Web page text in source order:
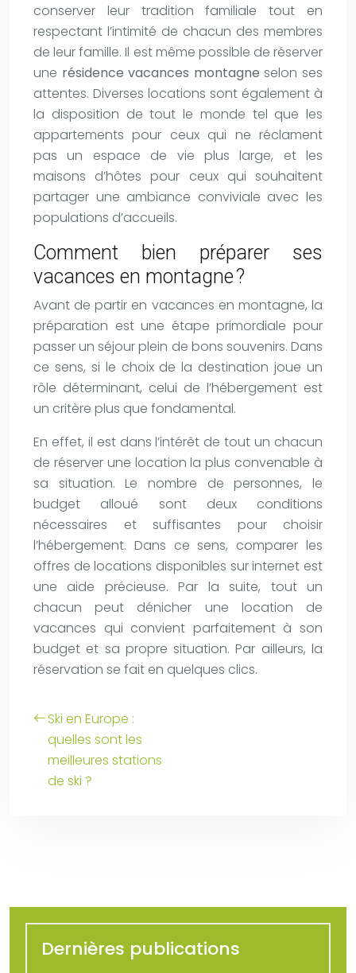
conserver leur tradition familiale tout en
respectant l’intimité de chacun des membres
de leur famille. Il est même possible de réserver
une résidence vacances montagne selon ses
attentes. Diverses locations sont également à
la disposition de tout le monde tel que les
appartements pour ceux qui ne réclament
pas un espace de vie plus large, et les
maisons d’hôtes pour ceux qui souhaitent
partager une ambiance conviviale avec les
populations d’accueils.
Comment bien préparer ses
vacances en montagne ?
Avant de partir en vacances en montagne, la
préparation est une étape primordiale pour
passer un séjour plein de bons souvenirs. Dans
ce sens, si le choix de la destination joue un
rôle déterminant, celui de l’hébergement est
un critère plus que fondamental.
En effet, il est dans l’intérêt de tout un chacun
de réserver une location la plus convenable à
sa situation. Le nombre de personnes, le
budget alloué sont deux conditions
nécessaires et suffisantes pour choisir
l’hébergement. Dans ce sens, comparer les
offres de locations disponibles sur internet est
une aide précieuse. Par la suite, tout un
chacun peut dénicher une location de
vacances qui convient parfaitement à son
budget et sa propre situation. Par ailleurs, la
réservation se fait en quelques clics.
Ski en Europe :
quelles sont les
meilleures stations
de ski ?
Dernières publications